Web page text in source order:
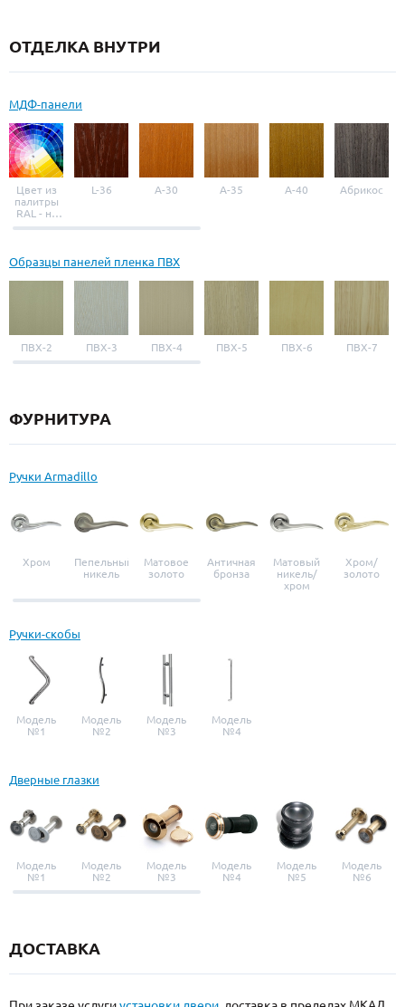
ОТДЕЛКА ВНУТРИ
МДФ-панели
Цвет из
палитры
RAL - на
выбор
L-36 A-30 A-35 A-40 Абрикос
Образцы панелей пленка ПВХ
ПВХ-2 ПВХ-3 ПВХ-4 ПВХ-5 ПВХ-6 ПВХ-7
ФУРНИТУРА
Ручки Armadillo
Хром
Пепельный
никель
Матовое
золото
Античная
бронза
Матовый
никель/
хром
Хром/
золото
Ручки-скобы
Модель
№1
Модель
№2
Модель
№3
Модель
№4
Дверные глазки
Модель
№1
Модель
№2
Модель
№3
Модель
№4
Модель
№5
Модель
№6
ДОСТАВКА